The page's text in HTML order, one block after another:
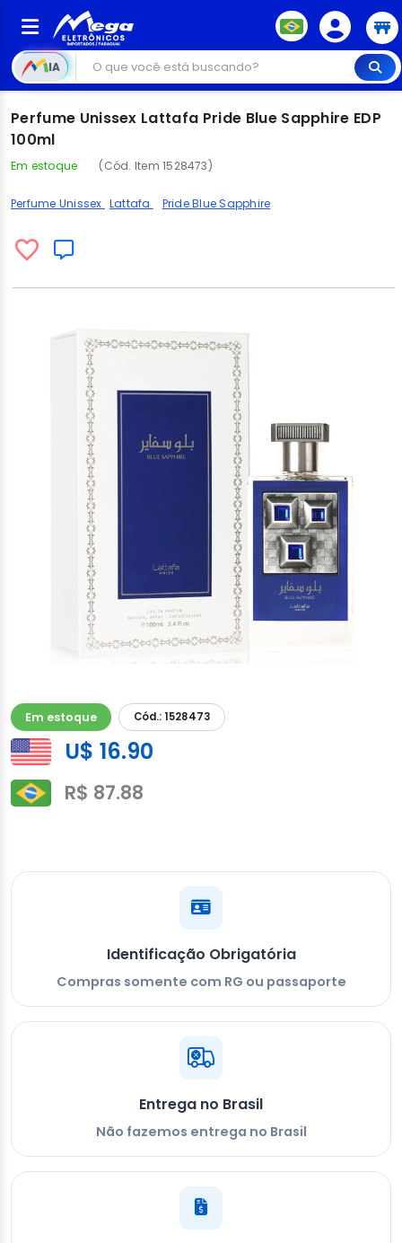
IA
Perfume Unissex Lattafa Pride Blue Sapphire EDP
100ml
Em estoque (Cód. Item 1528473)
Perfume Unissex Lattafa Pride Blue Sapphire
Em estoque Cód.: 1528473
U$ 16.90
R$ 87.88
Identificação Obrigatória
Compras somente com RG ou passaporte
Entrega no Brasil
Não fazemos entrega no Brasil